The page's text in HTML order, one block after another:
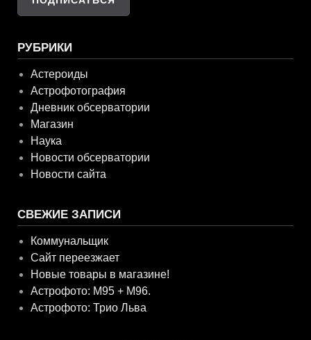
РУБРИКИ
Астероиды
Астрофотография
Дневник обсерватории
Магазин
Наука
Новости обсерватории
Новости сайта
СВЕЖИЕ ЗАПИСИ
Коммунальщик
Сайт переезжает
Новые товары в магазине!
Астрофото: M95 + M96.
Астрофото: Трио Льва